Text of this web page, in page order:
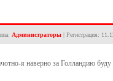
Администраторы | Регистрация:
я наверно за Голландию